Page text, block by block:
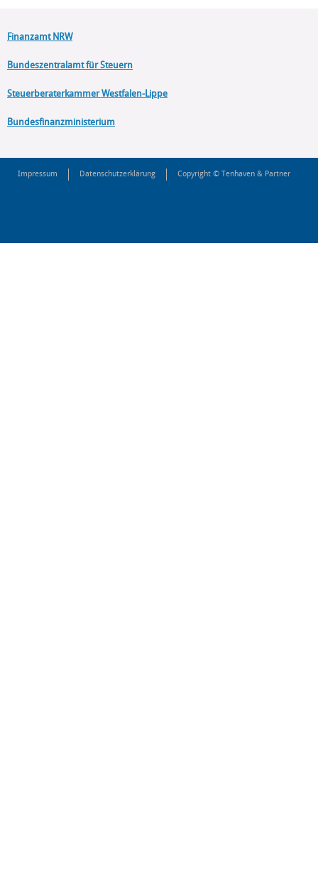
Finanzamt NRW
Bundeszentralamt für Steuern
Steuerberaterkammer Westfalen-Lippe
Bundesfinanzministerium
Impressum Datenschutzerklärung Copyright © Tenhaven & Partner